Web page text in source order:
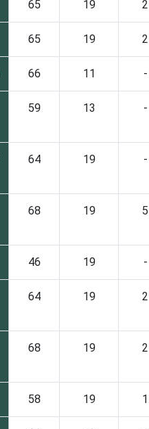
65 19 2
65 19 2
66 11 -
59 13 -
64 19 -
68 19 5
46 19 -
64 19 2
68 19 2
58 19 1